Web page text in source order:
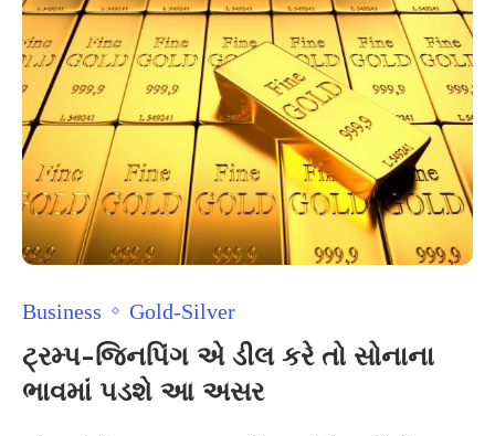
Business Gold-Silver
ટ્રમ્પ-જિનપિંગ એ ડીલ કરે તો સોનાના
ભાવમાં પડશે આ અસર